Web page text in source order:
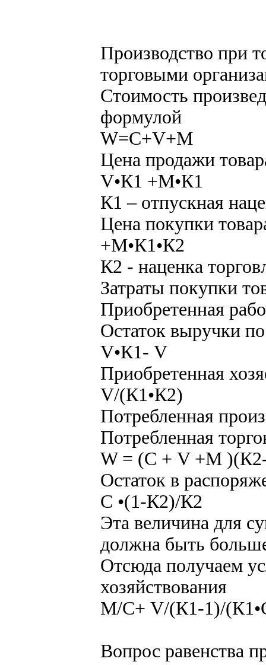
Производство при
торговыми
Стоимость
формулой
W=C+V+M
Цена продажи
V•К1 +M•К1
К1 – отпускная
Цена покупки
+M•К1•К2
К2 - наценка
Затраты покупки
Приобретенная
Остаток выручки
V•К1- V
Приобретенная
V/(К1•К2)
Потребленная
Потребленная
W = (С + V +M
Остаток в
С •(1-К2)/К2
Эта величина для
должна быть
Отсюда получаем
хозяйствования
М/С+ V/(К1-1)/
Вопрос равенства